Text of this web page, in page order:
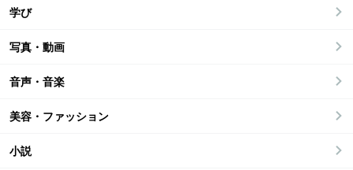
学び
写真・動画
音声・音楽
美容・ファッション
小説